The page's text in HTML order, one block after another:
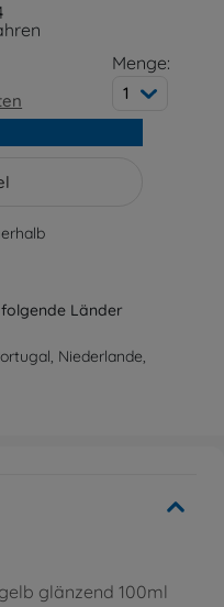
Menge:
1
Länder
Niederlande,
glänzend 100ml